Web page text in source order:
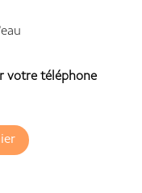
votre téléphone